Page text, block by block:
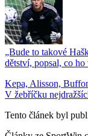
„Bude to takové
dětství, popsal, co
Kepa, Alisson,
V žebříčku
Tento článek byl